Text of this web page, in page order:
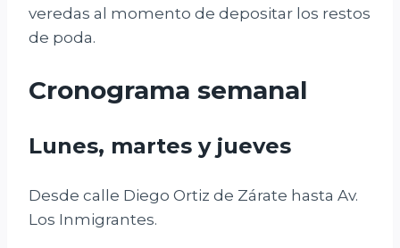
veredas al momento de depositar los restos
de poda.
Cronograma semanal
Lunes, martes y jueves
Desde calle Diego Ortiz de Zárate hasta Av.
Los Inmigrantes.